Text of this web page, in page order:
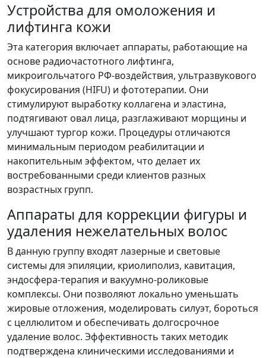
Устройства для омоложения и
лифтинга кожи
Эта категория включает аппараты, работающие на
основе радиочастотного лифтинга,
микроигольчатого РФ-воздействия, ультразвукового
фокусирования (HIFU) и фототерапии. Они
стимулируют выработку коллагена и эластина,
подтягивают овал лица, разглаживают морщины и
улучшают тургор кожи. Процедуры отличаются
минимальным периодом реабилитации и
накопительным эффектом, что делает их
востребованными среди клиентов разных
возрастных групп.
Аппараты для коррекции фигуры и
удаления нежелательных волос
В данную группу входят лазерные и световые
системы для эпиляции, криолиполиз, кавитация,
эндосфера-терапия и вакуумно-роликовые
комплексы. Они позволяют локально уменьшать
жировые отложения, моделировать силуэт, бороться
с целлюлитом и обеспечивать долгосрочное
удаление волос. Эффективность таких методик
подтверждена клиническими исследованиями и